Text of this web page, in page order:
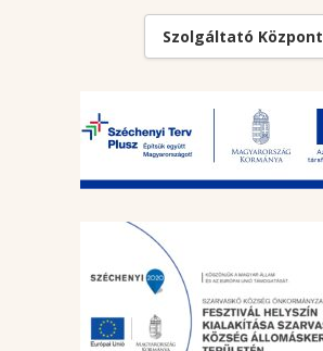
Szolgáltató Központ